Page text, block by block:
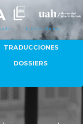
Quiénes Somos
TRADUCCIONES
DOSSIERS